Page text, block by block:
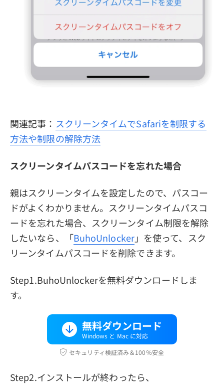
関連記事： スクリーンタイムでSafariを制限する
方法や制限の解除方法
スクリーンタイムパスコードを忘れた場合
親はスクリーンタイムを設定したので、パスコー
ドがよくわかりません。スクリーンタイムパスコ
ードを忘れた場合、スクリーンタイム制限を解除
したいなら、「BuhoUnlocker」を使って、スク
リーンタイムパスコードを削除できます。
Step1.BuhoUnlockerを無料ダウンロードしま
す。
無料ダウンロード
Windows と Mac に対応
セキュリティ検証済み＆100％安全
Step2.インストールが終わったら、